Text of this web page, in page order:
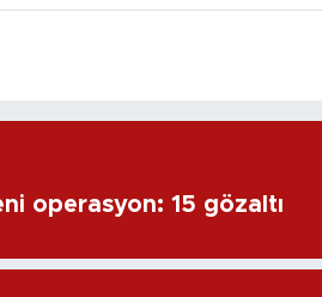
operasyon: 15 gözaltı